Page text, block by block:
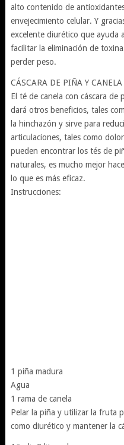
alto contenido de
envejecimiento celular. Y
excelente diurético que ayuda
facilitar la eliminación de
perder peso.
CÁSCARA DE PIÑA Y
El té de canela con cáscara de
dará otros beneficios, tales
la hinchazón y sirve para
articulaciones, tales como
pueden encontrar los tés de
naturales, es mucho mejor
lo que es más eficaz.
Instrucciones:
1 piña madura
Agua
1 rama de canela
Pelar la piña y utilizar la fruta
como diurético y mantener la